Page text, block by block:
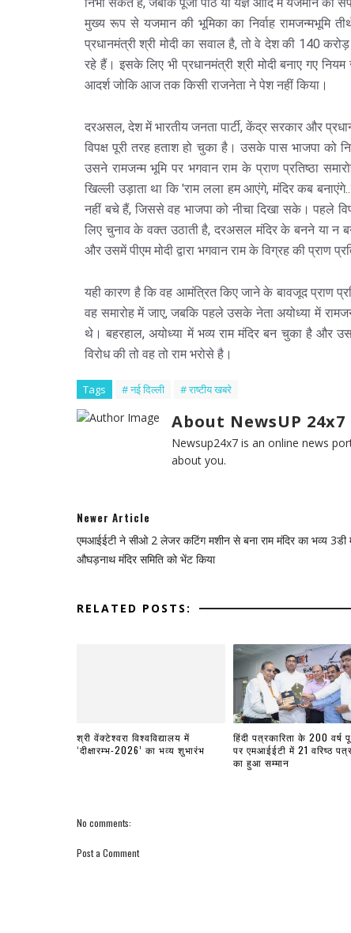
निभा सकते हैं, जबकि पूजा पाठ या यज्ञ आदि में यजमान का
मुख्य रूप से यजमान की भूमिका का निर्वाह रामजन्मभूमि
प्रधानमंत्री श्री मोदी का सवाल है, तो वे देश की 140
रहे हैं। इसके लिए भी प्रधानमंत्री श्री मोदी बनाए गए
आदर्श जोकि आज तक किसी राजनेता ने पेश नहीं किया।
दरअसल, देश में भारतीय जनता पार्टी, केंद्र सरकार और
विपक्ष पूरी तरह हताश हो चुका है। उसके पास भाजपा को
उसने रामजन्म भूमि पर भगवान राम के प्राण प्रतिष्ठा
खिल्ली उड़ाता था कि 'राम लला हम आएंगे, मंदिर कब
नहीं बचे हैं, जिससे वह भाजपा को नीचा दिखा सके। पहले
लिए चुनाव के वक्त उठाती है, दरअसल मंदिर के बनने या न
और उसमें पीएम मोदी द्वारा भगवान राम के विग्रह की प्राण
यही कारण है कि वह आमंत्रित किए जाने के बावजूद प्राण
वह समारोह में जाए, जबकि पहले उसके नेता अयोध्या में
थे। बहरहाल, अयोध्या में भव्य राम मंदिर बन चुका है और
विरोध की तो वह तो राम भरोसे है।
Tags # नई द‍िल्ली # राष्टीय खबरे
About NewsUP 24x7
Newsup24x7 is an online news
about you.
Newer Article
एमआईईटी ने सीओ 2 लेजर कटिंग मशीन से बना राम मंदिर का भव्य 3डी
औघड़नाथ मंदिर समिति को भेंट किया
RELATED POSTS:
श्री वेंक्टेश्वरा विश्वविद्यालय में
‘दीक्षारम्भ-2026’ का भव्य शुभारंभ
हिंदी पत्रकारिता के 200 वर्ष
पर एमआईईटी में 21 वरिष्ठ
का हुआ सम्मान
No comments:
Post a Comment